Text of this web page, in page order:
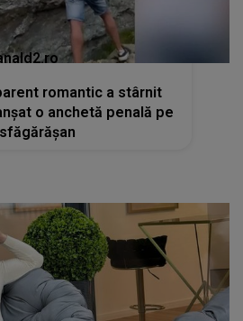
romantic a stârnit
o anchetă penală pe